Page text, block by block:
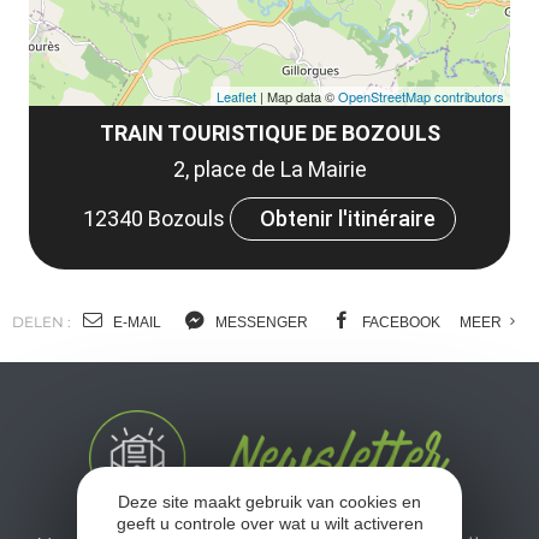
TRAIN TOURISTIQUE DE BOZOULS
2, place de La Mairie
12340 Bozouls
Obtenir l'itinéraire
Leaflet | Map data ©OpenStreetMap contributors
DELEN : E-MAIL MESSENGER FACEBOOK MEER
Deze site maakt gebruik van cookies en
geeft u controle over wat u wilt activeren